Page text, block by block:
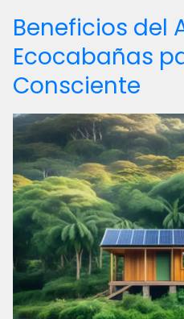
Beneficios del
Ecocabañas
Consciente